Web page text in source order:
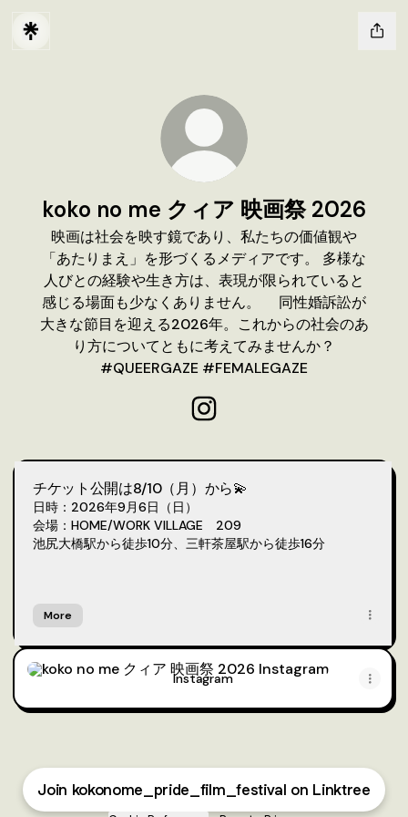
koko no me クィア 映画祭 2026
映画は社会を映す鏡であり、私たちの価値観や
「あたりまえ」を形づくるメディアです。 多様な
人びとの経験や生き方は、表現が限られていると
感じる場面も少なくありません。 同性婚訴訟が
大きな節目を迎える2026年。これからの社会のあ
り方についてともに考えてみませんか？
#QUEERGAZE #FEMALEGAZE
チケット公開は8/10（月）から💫
日時：2026年9月6日（日）
会場：HOME/WORK VILLAGE 209
池尻大橋駅から徒歩10分、三軒茶屋駅から徒歩16分
More
Instagram
Instagram
Join kokonome_pride_film_festival on Linktree